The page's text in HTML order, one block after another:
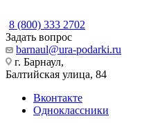
8 (800) 333 2702
Задать вопрос
barnaul@ura-podarki.ru
г. Барнаул,
Балтийская улица, 84
Вконтакте
Одноклассники